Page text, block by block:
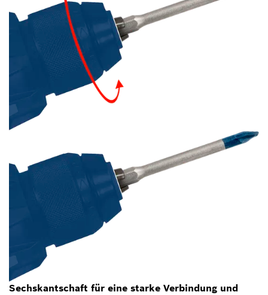
Sechskantschaft für eine starke Verbindung und